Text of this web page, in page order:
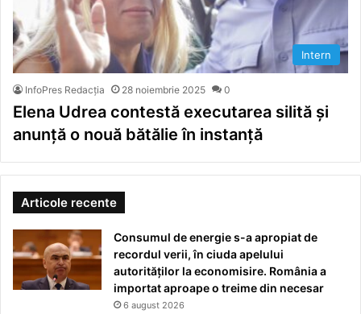
Intern
InfoPres Redacția 28 noiembrie 2025 0
Elena Udrea contestă executarea silită și
anunță o nouă bătălie în instanță
Articole recente
Consumul de energie s-a apropiat de
recordul verii, în ciuda apelului
autorităților la economisire. România a
importat aproape o treime din necesar
6 august 2026